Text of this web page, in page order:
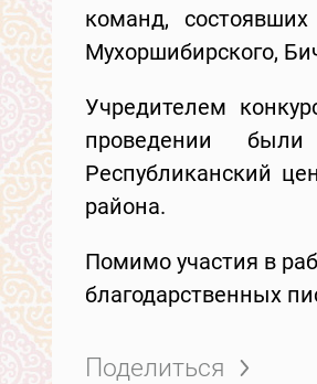
команд,
Мухоршибирского,
Учредителем
проведении были
Республиканский
района.
Помимо участия в
благодарственных
Поделиться